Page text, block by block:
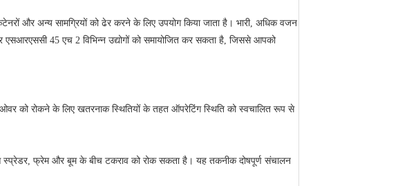
और अन्य सामग्रियों को ढेर करने के लिए उपयोग किया जाता है। भारी, अधिक वजन
45 एच 2 विभिन्न उद्योगों को समायोजित कर सकता है, जिससे आपको
को रोकने के लिए खतरनाक स्थितियों के तहत ऑपरेटिंग स्थिति को स्वचालित रूप से
स्प्रेडर, फ्रेम और बूम के बीच टकराव को रोक सकता है। यह तकनीक दोषपूर्ण संचालन